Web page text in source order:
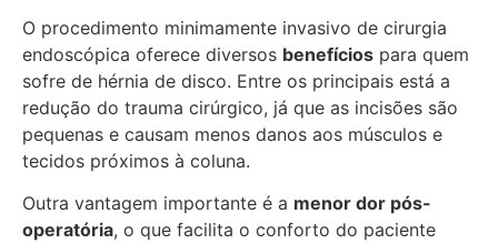
O procedimento minimamente invasivo de cirurgia
endoscópica oferece diversos benefícios para quem
sofre de hérnia de disco. Entre os principais está a
redução do trauma cirúrgico, já que as incisões são
pequenas e causam menos danos aos músculos e
tecidos próximos à coluna.
Outra vantagem importante é a menor dor pós-
operatória, o que facilita o conforto do paciente